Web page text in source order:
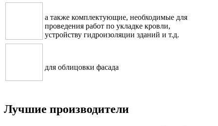
а также комплектующие, необходимые для
проведения работ по укладке кровли,
устройству гидроизоляции зданий и т.д.
для облицовки фасада
Лучшие производители